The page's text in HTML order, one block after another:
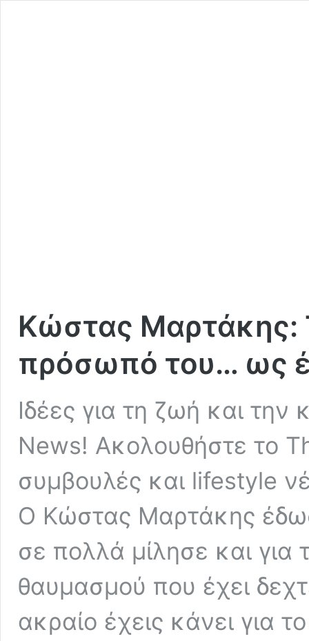
Κώστας Μαρτάκης:
πρόσωπό του… ως
Ιδέες για τη ζωή και
News! Ακολουθήστε το
συμβουλές και lifestyle
Ο Κώστας Μαρτάκης
σε πολλά μίλησε και για
θαυμασμού που έχει
ακραίο έχεις κάνει για